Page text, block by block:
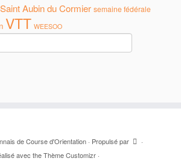
Saint Aubin du Cormier semaine fédérale
VTT WEESOO
de Course d'Orientation· Propulsé par
·
avec theThème Customizr·